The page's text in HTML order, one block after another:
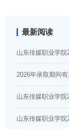
最新阅读
山东传媒职业学
2026年录取期间
山东传媒职业学